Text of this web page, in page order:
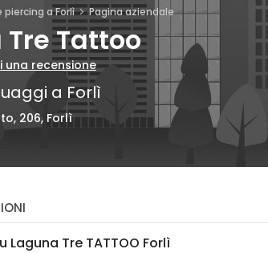
a Forlì Pagina aziendale
Tattoo
una recensione
a Forlì
206, Forlì
Laguna Tre TATTOO Forlì